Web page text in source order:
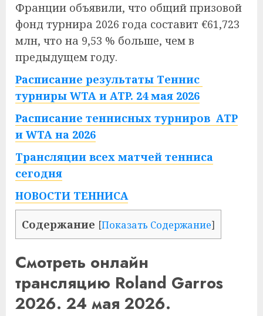
Франции объявили, что общий призовой
фонд турнира 2026 года составит €61,723
млн, что на 9,53 % больше, чем в
предыдущем году.
Расписание результаты Теннис
турниры WTA и ATP. 24 мая 2026
Расписание теннисных турниров ATP
и WTA на 2026
Трансляции всех матчей тенниса
сегодня
НОВОСТИ ТЕННИСА
Содержание [Показать Содержание]
Смотреть онлайн
трансляцию Roland Garros
2026. 24 мая 2026.